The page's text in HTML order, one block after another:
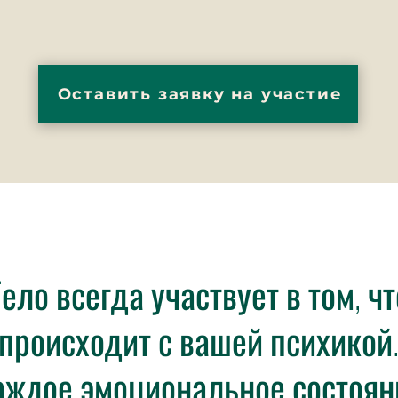
Оставить заявку на участие
всегда участвует в том,
с вашей психикой.
эмоциональное